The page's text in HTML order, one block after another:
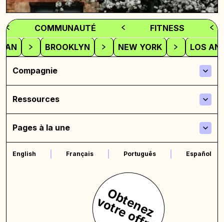
COMMUNAUTÉ
FITNESS
LOS
NEW YORK
BROOKLYN
Compagnie
Ressources
Pages à la une
English Français Português Español
O
b
t
e
n
e
z
v
o
t
r
e
o
f
f
r
e